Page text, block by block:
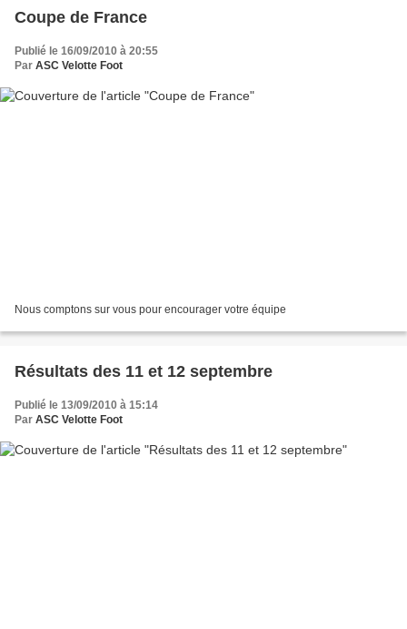
Coupe de France
Publié le 16/09/2010 à 20:55
Par ASC Velotte Foot
Nous comptons sur vous pour encourager votre équipe
Résultats des 11 et 12 septembre
Publié le 13/09/2010 à 15:14
Par ASC Velotte Foot